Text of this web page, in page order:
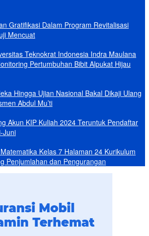
Gratifikasi Dalam Program Revitalisasi
Mencuat
Teknokrat Indonesia Indra Maulana
Pertumbuhan Bibit Alpukat Hijau
Hingga Ujian Nasional Bakal Dikaji Ulang
Abdul Mu’ti
Akun KIP Kuliah 2024 Teruntuk Pendaftar
Juni
Kelas 7 Halaman 24 Kurikulum
Penjumlahan dan Pengurangan